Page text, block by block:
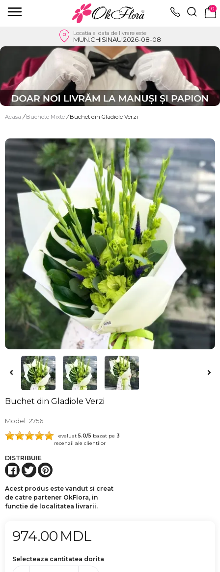
0
Locatia si data de livrare este
MUN.CHISINAU 2026-08-08
Acasa / Buchete Mixte / Buchet din Gladiole Verzi
Buchet din Gladiole Verzi
Model 2756
evaluat 5.0/5 bazat pe 3
recenzii ale clientilor
DISTRIBUIE
Acest produs este vandut si creat
de catre partener OkFlora, in
functie de localitatea livrarii.
974.00 MDL
Selecteaza cantitatea dorita